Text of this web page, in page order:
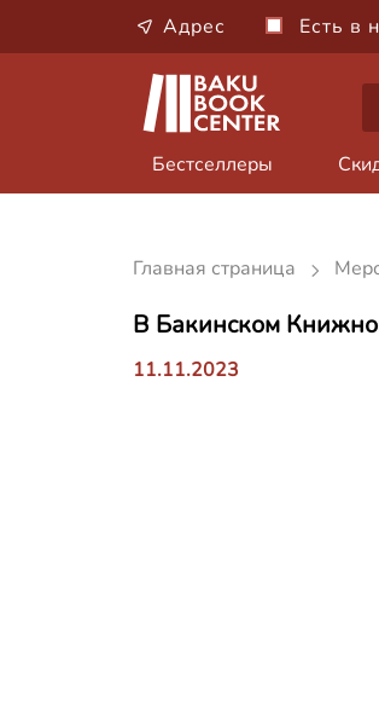
Адрес Есть в
Бестселлеры
Главная страница
В Бакинском
11.11.2023